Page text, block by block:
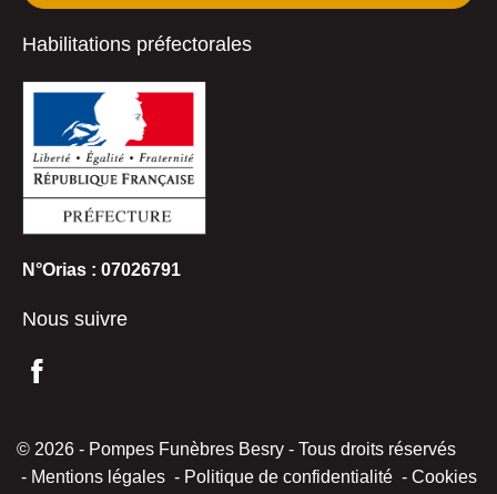
Habilitations préfectorales
N°Orias : 07026791
Nous suivre
© 2026 - Pompes Funèbres Besry - Tous droits réservés
Mentions légales
Politique de confidentialité Cookies